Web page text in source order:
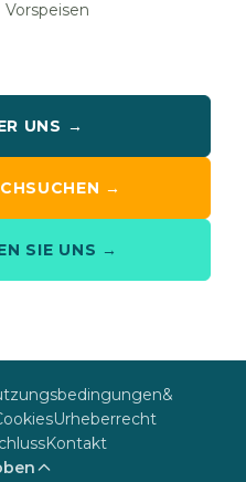
Vorspeisen
UNS →
→
SIE UNS →
&
Urheberrecht
Kontakt